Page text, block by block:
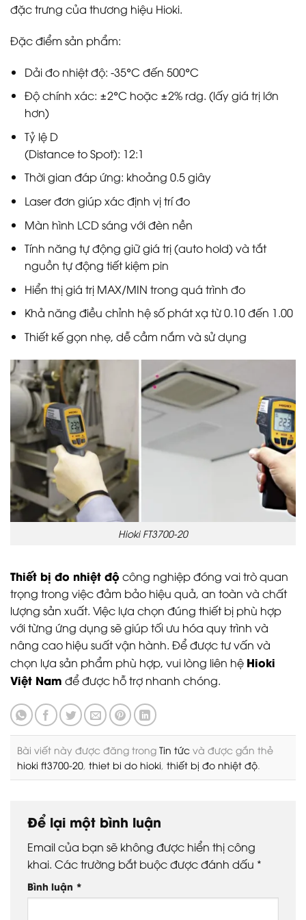
đặc trưng của thương hiệu Hioki.
Đặc điểm sản phẩm:
Dải đo nhiệt độ: -35°C đến 500°C
Độ chính xác: ±2°C hoặc ±2% rdg. (lấy giá trị lớn
hơn)
Tỷ lệ D
(Distance to Spot): 12:1
Thời gian đáp ứng: khoảng 0.5 giây
Laser đơn giúp xác định vị trí đo
Màn hình LCD sáng với đèn nền
Tính năng tự động giữ giá trị (auto hold) và tắt
nguồn tự động tiết kiệm pin
Hiển thị giá trị MAX/MIN trong quá trình đo
Khả năng điều chỉnh hệ số phát xạ từ 0.10 đến 1.00
Thiết kế gọn nhẹ, dễ cầm nắm và sử dụng
Hioki FT3700-20
Thiết bị đo nhiệt độ công nghiệp đóng vai trò quan
trọng trong việc đảm bảo hiệu quả, an toàn và chất
lượng sản xuất. Việc lựa chọn đúng thiết bị phù hợp
với từng ứng dụng sẽ giúp tối ưu hóa quy trình và
nâng cao hiệu suất vận hành. Để được tư vấn và
chọn lựa sản phẩm phù hợp, vui lòng liên hệ Hioki
Việt Nam để được hỗ trợ nhanh chóng.
Bài viết này được đăng trong Tin tức và được gắn thẻ
hioki ft3700-20, thiet bi do hioki, thiết bị đo nhiệt độ.
Để lại một bình luận
Email của bạn sẽ không được hiển thị công
khai. Các trường bắt buộc được đánh dấu *
Bình luận *